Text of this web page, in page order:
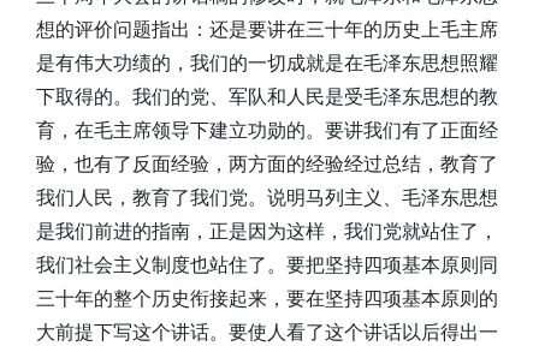
想的评价问题指出：还是要讲在三十年的历史上毛主席
是有伟大功绩的，我们的一切成就是在毛泽东思想照耀
下取得的。我们的党、军队和人民是受毛泽东思想的教
育，在毛主席领导下建立功勋的。要讲我们有了正面经
验，也有了反面经验，两方面的经验经过总结，教育了
我们人民，教育了我们党。说明马列主义、毛泽东思想
是我们前进的指南，正是因为这样，我们党就站住了，
我们社会主义制度也站住了。要把坚持四项基本原则同
三十年的整个历史衔接起来，要在坚持四项基本原则的
大前提下写这个讲话。要使人看了这个讲话以后得出一